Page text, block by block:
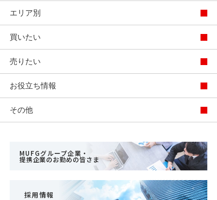
エリア別
買いたい
売りたい
お役立ち情報
その他
MUFGグループ企業・
提携企業のお勤めの皆さま
採用情報